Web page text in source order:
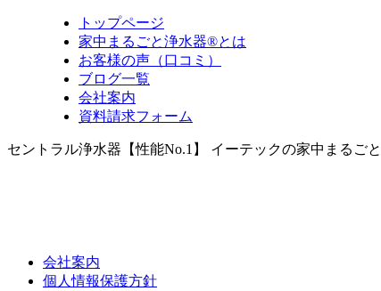
トップページ
家中まるごと浄水器®とは
お客様の声（口コミ）
ブログ一覧
会社案内
資料請求フォーム
セントラル浄水器【性能No.1】 イーテックの家中まるご
会社案内
個人情報保護方針